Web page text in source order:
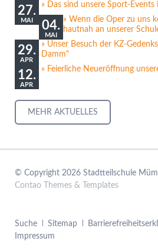
27.
MAI
Das sind unsere Sport-Events
04.
MAI
Wenn die Oper zu uns
hautnah an unserer
29.
APR
Unser Besuch der KZ-
Damm"
12.
APR
Feierliche Neueröffnung
MEHR AKTUELLES
© Copyright 2026 Stadtteilschule
Contao Themes & Templates
Navigation
überspringen
Suche Sitemap
Impressum